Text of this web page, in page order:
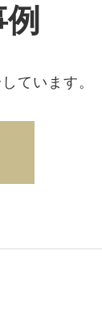
ています。